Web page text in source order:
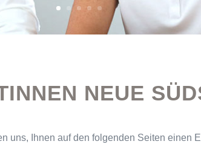
NEUE
uns, Ihnen auf den folgenden Seiten einen